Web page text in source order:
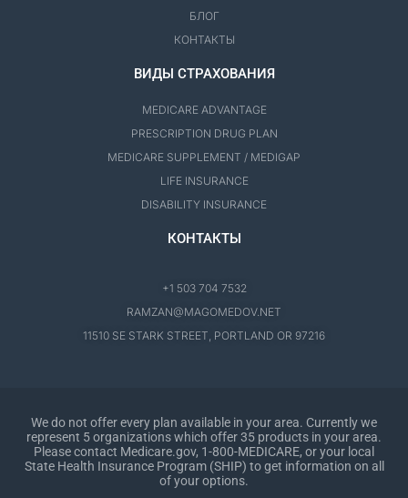
БЛОГ
КОНТАКТЫ
ВИДЫ СТРАХОВАНИЯ
MEDICARE ADVANTAGE
PRESCRIPTION DRUG PLAN
MEDICARE SUPPLEMENT / MEDIGAP
LIFE INSURANCE
DISABILITY INSURANCE
КОНТАКТЫ
+1 503 704 7532
RAMZAN@MAGOMEDOV.NET
11510 SE STARK STREET, PORTLAND OR 97216
We do not offer every plan available in your area. Currently we
represent 5 organizations which offer 35 products in your area.
Please contact Medicare.gov, 1-800-MEDICARE, or your local
State Health Insurance Program (SHIP) to get information on all
of your options.